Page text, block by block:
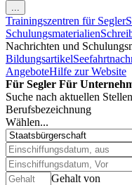
...
Trainingszentren für Segler
Schulungsmaterialien
Nachrichten und
Bildungsartikel
AngeboteHilfe zur Website
Für Segler Für
Suche nach aktuellen
Berufsbezeichnung
Wählen...
Gehalt von